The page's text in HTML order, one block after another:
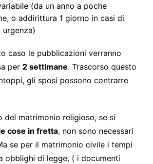
(da un anno a poche
o addirittura 1 giorno in casi di
urgenza)
caso le pubblicazioni verranno
per 2 settimane. Trascorso questo
gli sposi possono contrarre
del matrimonio religioso, se si
cose in fretta, non sono necessari
se per il matrimonio civile i tempi
obblighi di legge, ( i documenti